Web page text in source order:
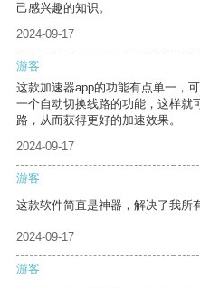
己感兴趣的知识。
2024-09-17
游客
这款加速器app的功能有点单一，
一个自动切换线路的功能，这样就
路，从而获得更好的加速效果。
2024-09-17
游客
这款软件简直是神器，解决了我所
2024-09-17
游客